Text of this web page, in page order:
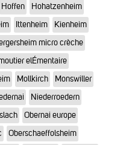
Hoffen
Hohatzenheim
Ittenheim
Kienheim
micro crèche
elÉmentaire
Mollkirch
Monswiller
Niederroedern
Obernai europe
Oberschaeffolsheim